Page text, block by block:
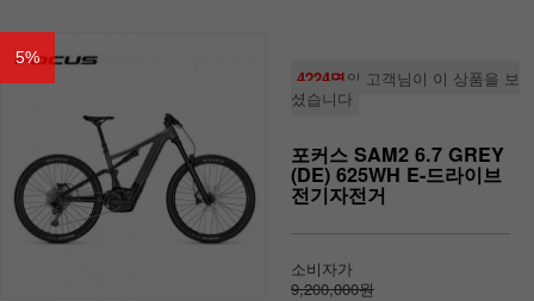
5%
4224명의 고객님이 이 상품을 보
셨습니다
포커스 SAM2 6.7 GREY
(DE) 625WH E-드라이브
전기자전거
소비자가
9,200,000원